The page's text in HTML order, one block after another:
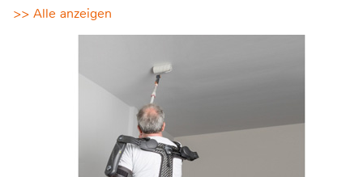
>> Alle anzeigen